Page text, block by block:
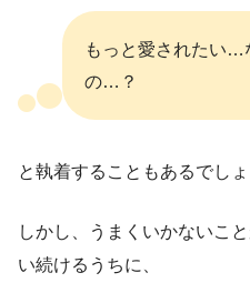
もっと愛されたい…
の…？
と執着することもあるでしょ
しかし、うまくいかないこ
い続けるうちに、